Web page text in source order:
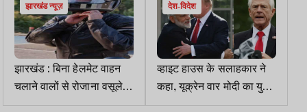
झारखंड न्यूज़
झारखंड : बिना हेलमेट वाहन
चलाने वालों से रोजाना वसूले
जा रहे 42.78 लाख जुर्माना
देश-विदेश
व्हाइट हाउस के सलाहकार ने
कहा, यूक्रेन वार मोदी का युद्ध
है, रूस से तेल खरीदना बंद